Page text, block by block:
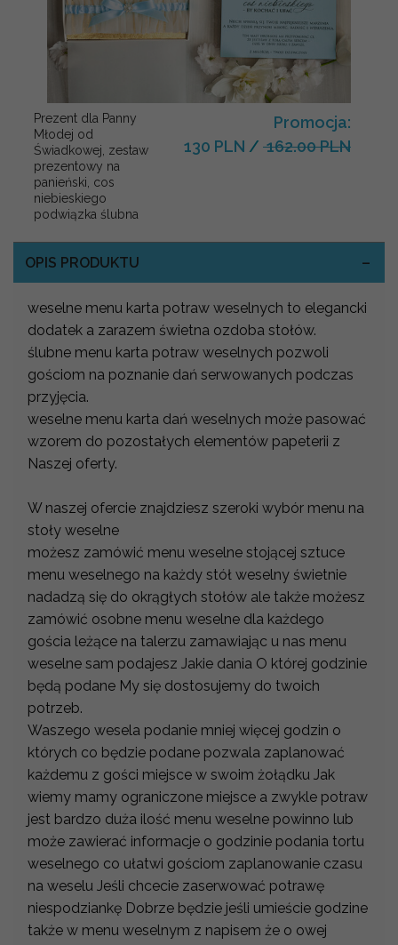
Prezent dla Panny
Młodej od
Świadkowej, zestaw
prezentowy na
panieński, cos
niebieskiego
podwiązka ślubna
Promocja:
130 PLN / 162.00 PLN
OPIS PRODUKTU
weselne menu karta potraw weselnych to elegancki
dodatek a zarazem świetna ozdoba stołów.
ślubne menu karta potraw weselnych pozwoli
gościom na poznanie dań serwowanych podczas
przyjęcia.
weselne menu karta dań weselnych może pasować
wzorem do pozostałych elementów papeterii z
Naszej oferty.
W naszej ofercie znajdziesz szeroki wybór menu na
stoły weselne
możesz zamówić menu weselne stojącej sztuce
menu weselnego na każdy stół weselny świetnie
nadadzą się do okrągłych stołów ale także możesz
zamówić osobne menu weselne dla każdego
gościa leżące na talerzu zamawiając u nas menu
weselne sam podajesz Jakie dania O której godzinie
będą podane My się dostosujemy do twoich
potrzeb.
Waszego wesela podanie mniej więcej godzin o
których co będzie podane pozwala zaplanować
każdemu z gości miejsce w swoim żołądku Jak
wiemy mamy ograniczone miejsce a zwykle potraw
jest bardzo duża ilość menu weselne powinno lub
może zawierać informacje o godzinie podania tortu
weselnego co ułatwi gościom zaplanowanie czasu
na weselu Jeśli chcecie zaserwować potrawę
niespodziankę Dobrze będzie jeśli umieście godzine
także w menu weselnym z napisem że o owej